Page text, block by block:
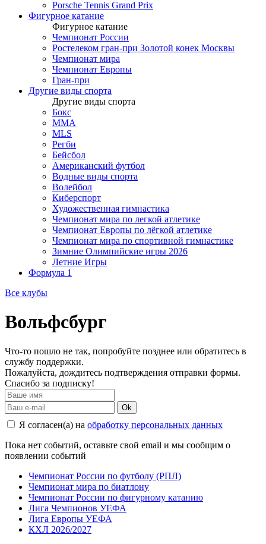
Porsche Tennis Grand Prix
Фигурное катание
Фигурное катание
Чемпионат России
Ростелеком гран-при Золотой конек Москвы
Чемпионат мира
Чемпионат Европы
Гран-при
Другие виды спорта
Другие виды спорта
Бокс
MMA
MLS
Регби
Бейсбол
Американский футбол
Водные виды спорта
Волейбол
Киберспорт
Художественная гимнастика
Чемпионат мира по легкой атлетике
Чемпионат Европы по лёгкой атлетике
Чемпионат мира по спортивной гимнастике
Зимние Олимпийские игры 2026
Летние Игры
Формула 1
Все клубы
Вольфсбург
Что-то пошло не так, попробуйте позднее или обратитесь в
службу поддержки.
Пожалуйста, дождитесь подтверждения отправки формы.
Спасибо за подписку!
Ok
Я согласен(а) на обработку персональных данных
Пока нет событий, оставьте свой email и мы сообщим о
появлении событий
Чемпионат России по футболу (РПЛ)
Чемпионат мира по биатлону
Чемпионат России по фигурному катанию
Лига Чемпионов УЕФА
Лига Европы УЕФА
КХЛ 2026/2027